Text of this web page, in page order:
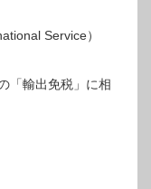
Service）
「輸出免税」に相